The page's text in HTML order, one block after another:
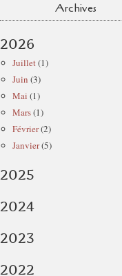
Archives
2026
Juillet(1)
Juin (3)
Mai (1)
Mars(1)
Février(2)
Janvier(5)
2025
2024
2023
2022